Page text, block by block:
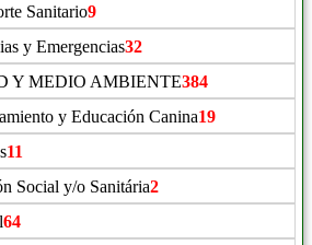
Sanitario9
y Emergencias32
Y MEDIO AMBIENTE384
y Educación Canina19
11
Social y/o Sanitária2
64